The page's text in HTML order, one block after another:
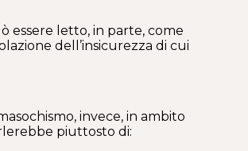
essere letto, in parte, come
dell’insicurezza di cui
invece, in ambito
piuttosto di: